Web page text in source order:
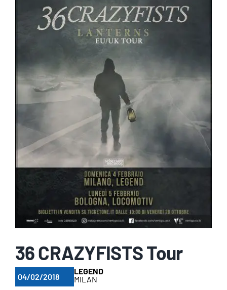
36 CRAZYFISTS Tour
04/02/2018
LEGEND
MILAN